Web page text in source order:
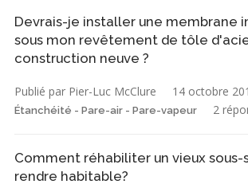
Devrais-je installer une membrane
sous mon revêtement de tôle
construction neuve ?
Publié par Pier-Luc McClure 14 octobre
Étanchéité - Pare-air - Pare-vapeur 2
Comment réhabiliter un vieux sous-
rendre habitable?